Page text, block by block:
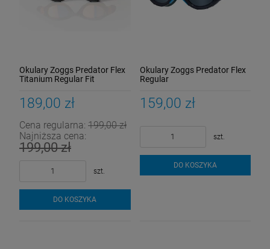
Okulary Zoggs Predator Flex
Titanium Regular Fit
189,00 zł
Cena regularna: 199,00 zł
Najniższa cena:
199,00 zł
szt.
DO KOSZYKA
Okulary Zoggs Predator Flex
Regular
159,00 zł
szt.
DO KOSZYKA